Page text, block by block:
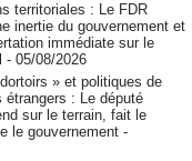
territoriales : Le FDR
inertie du gouvernement et
immédiate sur le
- 05/08/2026
» et politiques de
étrangers : Le député
sur le terrain, fait le
le gouvernement -